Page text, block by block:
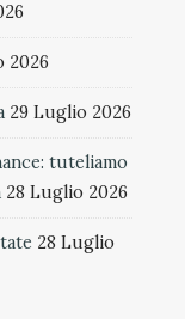
2026
29 Luglio 2026
tuteliamo
28 Luglio 2026
28 Luglio